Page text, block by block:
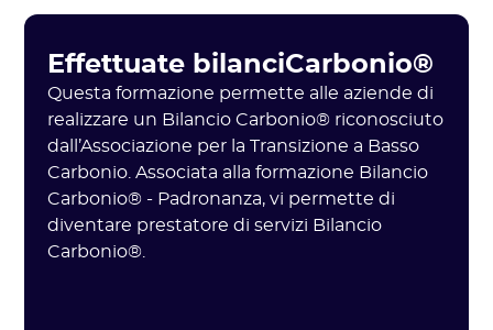
Effettuate bilanciCarbonio®
Questa formazione permette alle aziende di
realizzare un Bilancio Carbonio® riconosciuto
dall’Associazione per la Transizione a Basso
Carbonio. Associata alla formazione Bilancio
Carbonio® - Padronanza, vi permette di
diventare prestatore di servizi Bilancio
Carbonio®.